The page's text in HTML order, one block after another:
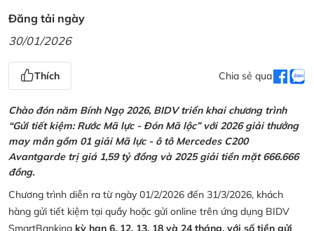
Đăng tải ngày
30/01/2026
Thích Chia sẻ qua
Chào đón năm Bính Ngọ 2026, BIDV triển khai chương trình
“Gửi tiết kiệm: Rước Mã lực - Đón Mã lộc” với 2026 giải thưởng
may mắn gồm 01 giải Mã lực - ô tô Mercedes C200
Avantgarde trị giá 1,59 tỷ đồng và 2025 giải tiền mặt 666.666
đồng.
Chương trình diễn ra từ ngày 01/2/2026 đến 31/3/2026, khách
hàng gửi tiết kiệm tại quầy hoặc gửi online trên ứng dụng BIDV
SmartBanking kỳ hạn 6, 12, 13, 18 và 24 tháng, với số tiền gửi